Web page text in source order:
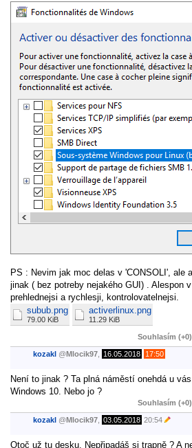
PS : Nevim jak moc delas v 'CONSOLI', ale
jinak ( bez potreby nejakého GUI) . Alespon
prehlednejsi a rychlesji, kontrolovatelnejsi.
subub.png
79.00 KiB
activerlinux.png
11.29 KiB
Souhlasím (+0)
kozakl @Mlocik97 16.05.2018 17:50
Není to jinak ? Ta plná náměstí onehdá u
Windows 10. Nebo jo ?
Souhlasím (+0)
kozakl @Mlocik97 03.05.2018 20:54
Otoč už tu desku. Nepřipadáš si trapně ? A